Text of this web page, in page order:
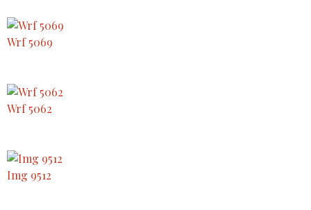
Wrf 5069
Wrf 5062
Img 9512